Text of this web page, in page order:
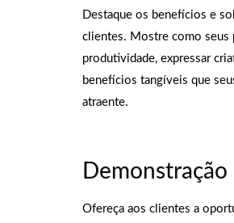
Destaque os benefícios e
clientes. Mostre como seus
produtividade, expressar
benefícios tangíveis que
atraente.
Demonstração
Ofereça aos clientes a